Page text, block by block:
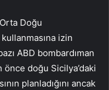
Doğu
izin
ABD bombardıman
önce doğu Sicilya’daki
planladığını ancak